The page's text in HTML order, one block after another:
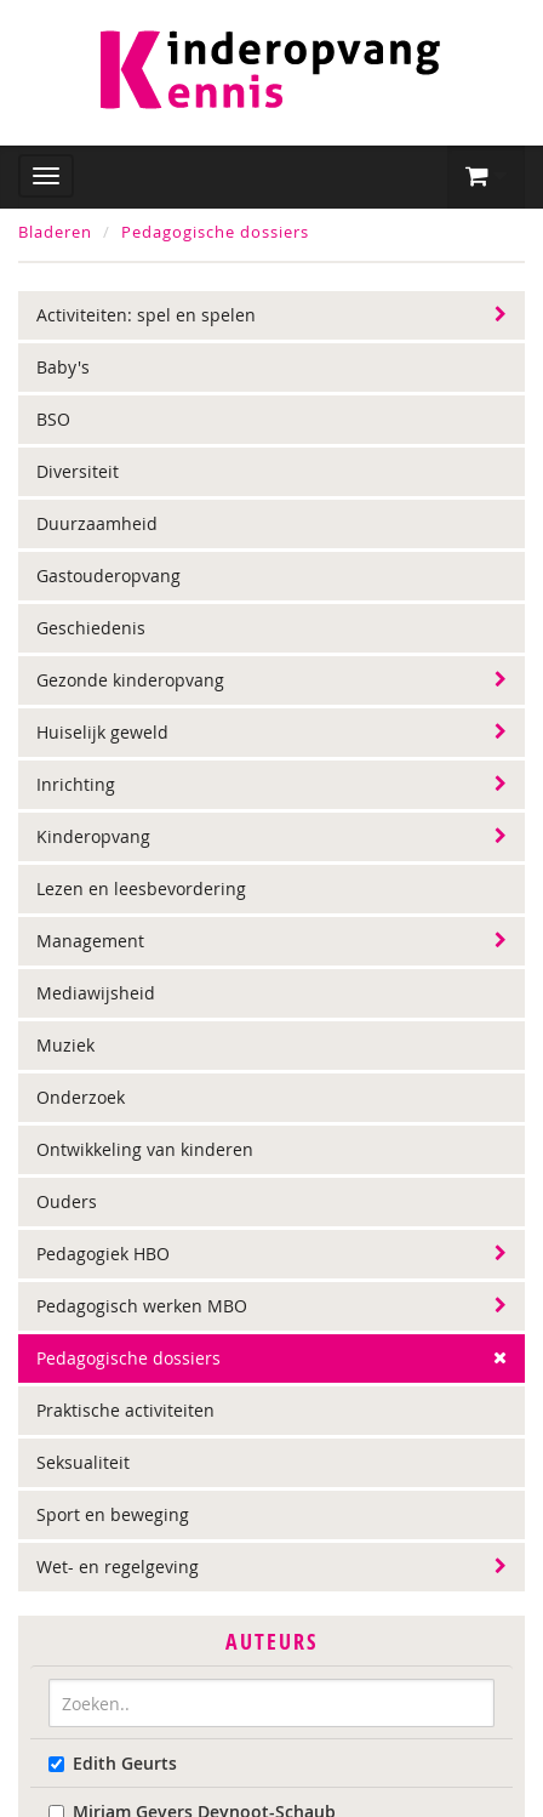
Bladeren Pedagogische dossiers
Activiteiten: spel en spelen
Baby's
BSO
Diversiteit
Duurzaamheid
Gastouderopvang
Geschiedenis
Gezonde kinderopvang
Huiselijk geweld
Inrichting
Kinderopvang
Lezen en leesbevordering
Management
Mediawijsheid
Muziek
Onderzoek
Ontwikkeling van kinderen
Ouders
Pedagogiek HBO
Pedagogisch werken MBO
Pedagogische dossiers
Praktische activiteiten
Seksualiteit
Sport en beweging
Wet- en regelgeving
AUTEURS
Edith Geurts
Mirjam Gevers Deynoot-Schaub